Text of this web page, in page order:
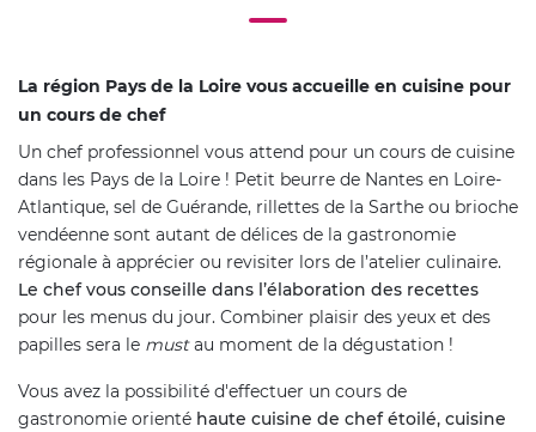
La région Pays de la Loire vous accueille en cuisine pour
un cours de chef
Un chef professionnel vous attend pour un cours de cuisine
dans les Pays de la Loire ! Petit beurre de Nantes en Loire-
Atlantique, sel de Guérande, rillettes de la Sarthe ou brioche
vendéenne sont autant de délices de la gastronomie
régionale à apprécier ou revisiter lors de l’atelier culinaire.
Le chef vous conseille dans l’élaboration des recettes
pour les menus du jour. Combiner plaisir des yeux et des
papilles sera le mustau moment de la dégustation !
Vous avez la possibilité d'effectuer un cours de
gastronomie orienté haute cuisine de chef étoilé, cuisine